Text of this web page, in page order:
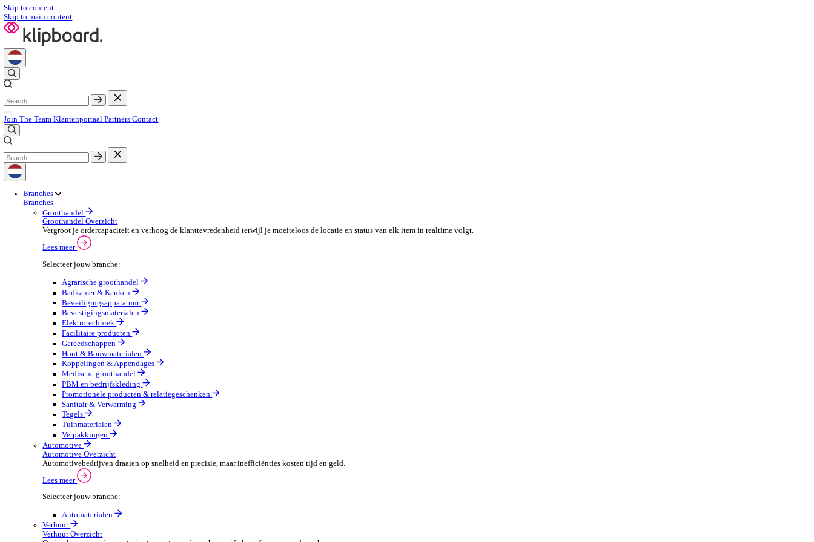
Skip to content
Skip to main content
Klantenportaal
Branches
Groothandel
Groothandel Overzicht
Vergroot je ordercapaciteit en verhoog de klanttevredenheid terwijl je moeiteloos de locatie en status van elk item in realtime volgt.
Lees meer
Selecteer jouw branche:
Agrarische groothandel
Badkamer & Keuken
Beveiligingsapparatuur
Bevestigingsmaterialen
Elektrotechniek
Facilitaire producten
Gereedschappen
Hout & Bouwmaterialen
Koppelingen & Appendages
Medische groothandel
PBM en bedrijfskleding
Promotionele producten & relatiegeschenken
Tegels
Tuinmaterialen